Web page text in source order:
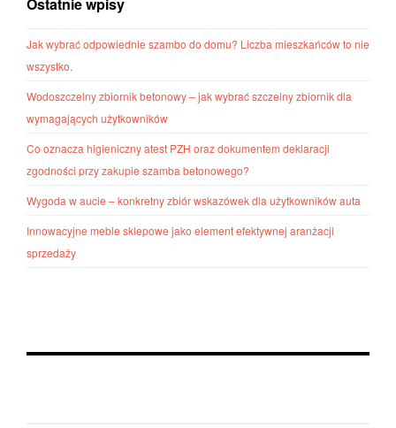
Ostatnie wpisy
Jak wybrać odpowiednie szambo do domu? Liczba mieszkańców to nie
wszystko.
Wodoszczelny zbiornik betonowy – jak wybrać szczelny zbiornik dla
wymagających użytkowników
Co oznacza higieniczny atest PZH oraz dokumentem deklaracji
zgodności przy zakupie szamba betonowego?
Wygoda w aucie – konkretny zbiór wskazówek dla użytkowników auta
Innowacyjne meble sklepowe jako element efektywnej aranżacji
sprzedaży